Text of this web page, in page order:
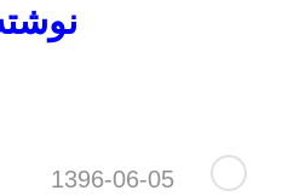
1396-06-05